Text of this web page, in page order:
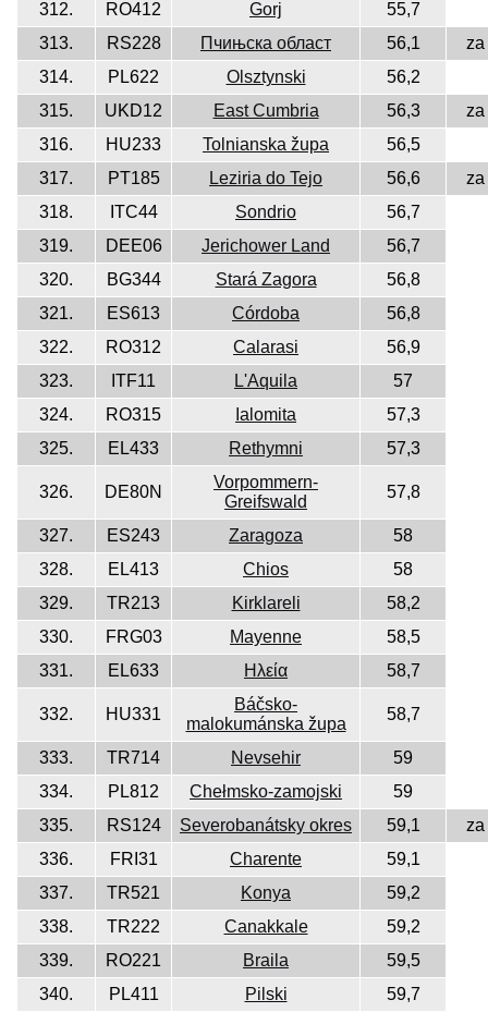
312. RO412 Gorj
55,7
313.
RS228 Пчињска област 56,1
za
314.
PL622 Olsztynski
56,2
315.
UKD12 East Cumbria 56,3
za
316.
HU233 Tolnianska župa
56,5
317.
PT185 Leziria do Tejo 56,6
za
318.
ITC44 Sondrio
56,7
319.
DEE06 Jerichower Land
56,7
320.
BG344 Stará Zagora
56,8
321.
ES613 Córdoba
56,8
322.
RO312 Calarasi
56,9
323.
ITF11 L'Aquila
57
324.
RO315 Ialomita
57,3
325.
EL433 Rethymni 57,3
326. DE80N
Vorpommern-
Greifswald
57,8
327. ES243 Zaragoza
58
328.
EL413 Chios
58
329.
TR213 Kirklareli
58,2
330.
FRG03 Mayenne
58,5
331.
EL633 Ηλεία 58,7
332. HU331
Báčsko-
malokumánska župa
58,7
333. TR714 Nevsehir
59
334.
PL812 Chełmsko-zamojski
59
335.
RS124 Severobanátsky okres 59,1
za
336.
FRI31 Charente
59,1
337.
TR521 Konya
59,2
338.
TR222 Canakkale
59,2
339.
RO221 Braila
59,5
340.
PL411 Pilski
59,7